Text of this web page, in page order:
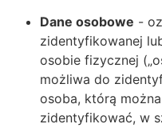
Dane osobowe -
zidentyfikowanej
osobie fizycznej
możliwa do
osoba, którą
zidentyfikować, w